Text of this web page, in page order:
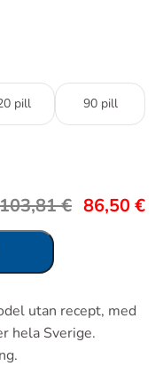
pill 90 pill
103,81€ 86,50€
utan recept, med
hela Sverige.